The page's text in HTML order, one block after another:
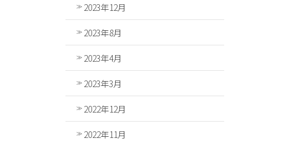
2023年12月
2023年8月
2023年4月
2023年3月
2022年12月
2022年11月